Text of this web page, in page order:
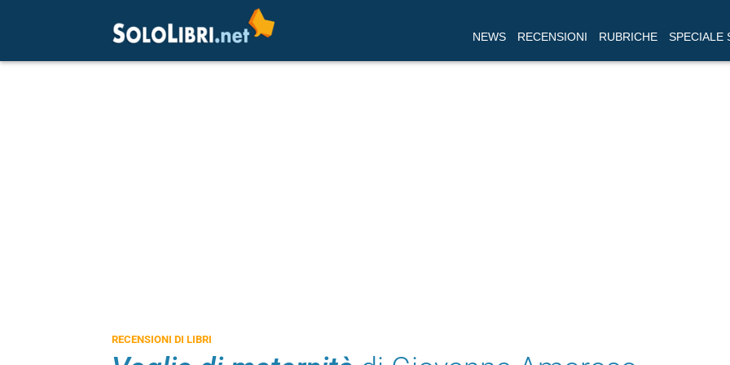
NEWS RECENSIONI RUBRICHE SPECIALE
RECENSIONI DI LIBRI